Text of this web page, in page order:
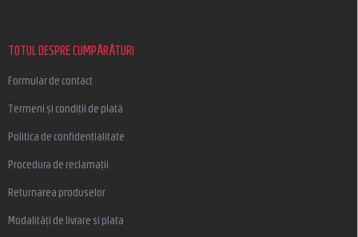
TOTUL DESPRE CUMPĂRĂTURI
Formular de contact
Termeni și condiții de plată
Politica de confidențialitate
Procedura de reclamații
Returnarea produselor
Modalități de livrare si plata